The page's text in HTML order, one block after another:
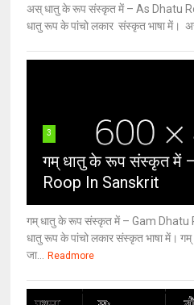
अस् धातु के रूप संस्कृत में – As Dhatu
धातु रूप के पांचो लकार संस्कृत भाषा में। अस्
3
गम् धातु के रूप संस्कृत में
Roop In Sanskrit
गम् धातु के रूप संस्कृत में – Gam Dhatu
धातु रूप के पांचो लकार संस्कृत भाषा में। गम्
जा...
Readmore